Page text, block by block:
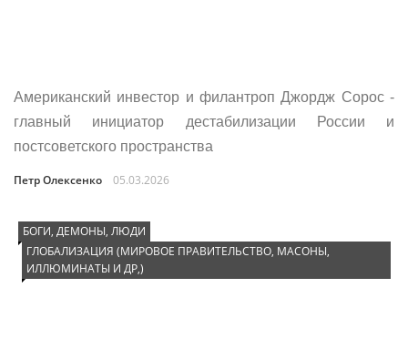
Американский инвестор и филантроп Джордж Сорос -
главный инициатор дестабилизации России и
постсоветского пространства
Петр Олексенко 05.03.2026
БОГИ, ДЕМОНЫ, ЛЮДИ
ГЛОБАЛИЗАЦИЯ (МИРОВОЕ ПРАВИТЕЛЬСТВО, МАСОНЫ,
ИЛЛЮМИНАТЫ И ДР,)